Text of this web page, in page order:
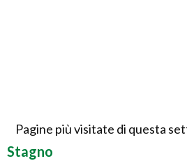
Pagine più visitate di questa
Stagno